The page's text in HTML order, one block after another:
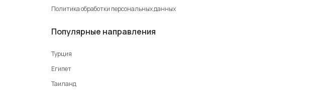
Политика обработки персональных данных
Популярные направления
Турция
Египет
Таиланд